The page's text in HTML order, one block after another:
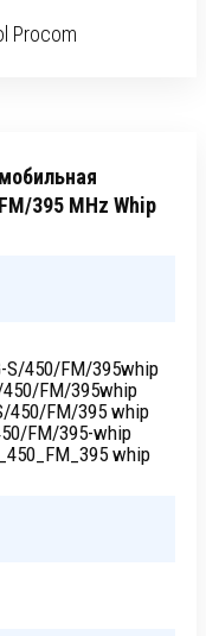
Procom
395 MHz Whip
S/450/FM/395whip
FM/395whip
450/FM/395 whip
FM/395-whip
whip